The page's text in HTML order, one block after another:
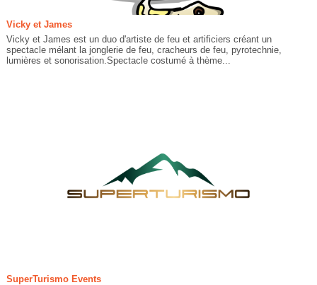
Vicky et James
Vicky et James est un duo d'artiste de feu et artificiers créant un
spectacle mélant la jonglerie de feu, cracheurs de feu, pyrotechnie,
lumières et sonorisation.Spectacle costumé à thème...
SuperTurismo Events